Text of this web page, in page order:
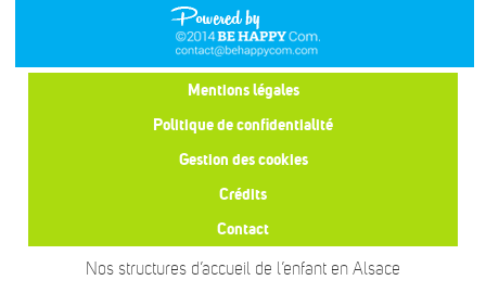
Mentions légales
Politique de confidentialité
Gestion des cookies
Crédits
Contact
Nos structures d’accueil de l’enfant en Alsace